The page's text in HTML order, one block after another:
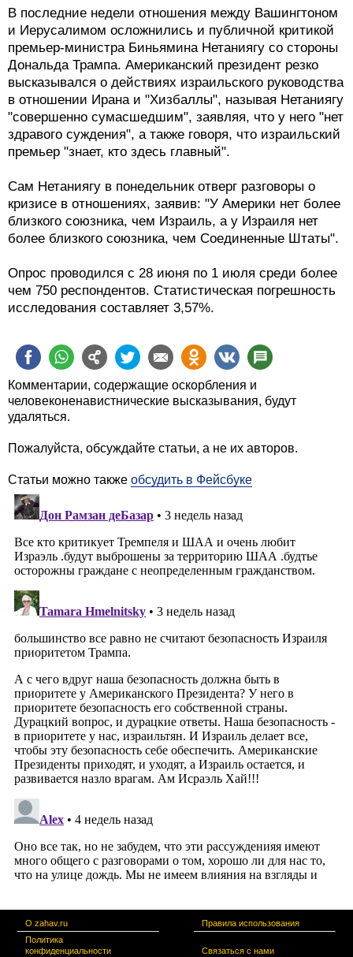
В последние недели отношения между Вашингтоном
и Иерусалимом осложнились и публичной критикой
премьер-министра Биньямина Нетаниягу со стороны
Дональда Трампа. Американский президент резко
высказывался о действиях израильского руководства
в отношении Ирана и "Хизбаллы", называя Нетаниягу
"совершенно сумасшедшим", заявляя, что у него "нет
здравого суждения", а также говоря, что израильский
премьер "знает, кто здесь главный".
Сам Нетаниягу в понедельник отверг разговоры о
кризисе в отношениях, заявив: "У Америки нет более
близкого союзника, чем Израиль, а у Израиля нет
более близкого союзника, чем Соединенные Штаты".
Опрос проводился с 28 июня по 1 июля среди более
чем 750 респондентов. Статистическая погрешность
исследования составляет 3,57%.
Комментарии, содержащие оскорбления и
человеконенавистнические высказывания, будут
удаляться.
Пожалуйста, обсуждайте статьи, а не их авторов.
Статьи можно также обсудить в Фейсбуке
О zahav.ru
Правила использования
Политика
конфиденциальности
Связаться с нами